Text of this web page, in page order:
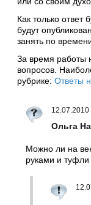
Как только ответ
будут
занять по
За время работы
вопросов.
рубрике: Ответы
12.07.2010
Ольга
Можно ли на
руками и